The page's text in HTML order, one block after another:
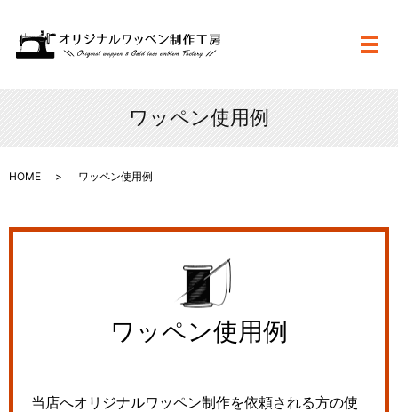
メ
ワッペン使用例
HOME ワッペン使用例
ワッペン使用例
当店へオリジナルワッペン制作を依頼される方の使